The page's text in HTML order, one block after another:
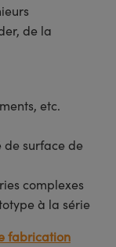
de la
etc.
de surface de
complexes
à la série
fabrication